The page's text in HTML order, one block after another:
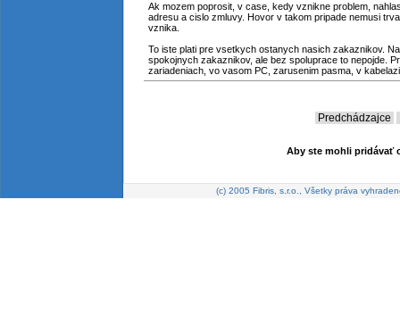
Ak mozem poprosit, v case, kedy vznikne problem,
adresu a cislo zmluvy. Hovor v takom pripade nemusi
vznika.
To iste plati pre vsetkych ostanych nasich zakaznikov.
spokojnych zakaznikov, ale bez spoluprace to nepojde.
zariadeniach, vo vasom PC, zarusenim pasma, v
Predchádzajce
Aby ste mohli pridávať
(c) 2005 Fibris, s.r.o., Všetky práva